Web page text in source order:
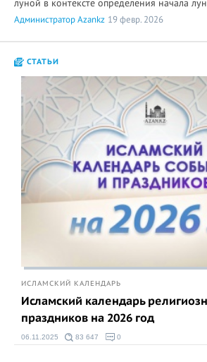
луной в контексте определения начала
Администратор Azankz 19 февр. 2026
СТАТЬИ
ИСЛАМСКИЙ КАЛЕНДАРЬ
Исламский календарь
праздников на 2026 год
06.11.2025 83 647 0